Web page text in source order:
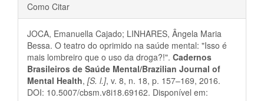
do
artigo
Como Citar
JOCA, Emanuella Cajado; LINHARES, Ângela Maria
Bessa. O teatro do oprimido na saúde mental: "Isso é
mais lombreiro que o uso da droga?!". Cadernos
Brasileiros de Saúde Mental/Brazilian Journal of
Mental Health, [S. l.], v. 8, n. 18, p. 157–169, 2016.
DOI: 10.5007/cbsm.v8i18.69162. Disponível em: